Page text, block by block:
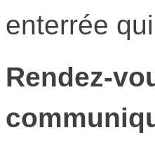
enterrée
Rendez-